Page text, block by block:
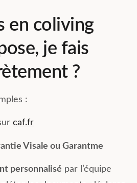
en coliving
je fais
?
:
caf.fr
Visale ou Garantme
personnalisé par l’équipe